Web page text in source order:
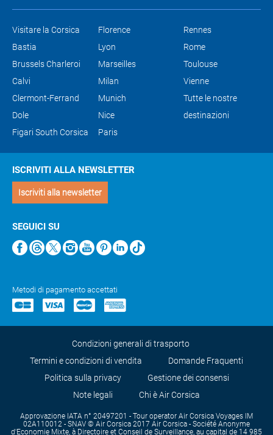
Visitare la Corsica
Bastia
Brussels Charleroi
Calvi
Clermont-Ferrand
Dole
Figari South Corsica
Florence
Lyon
Marseilles
Milan
Munich
Nice
Paris
Rennes
Rome
Toulouse
Vienne
Tutte le nostre
destinazioni
ISCRIVITI ALLA NEWSLETTER
Iscriviti alla newsletter
SEGUICI SU
Metodi di pagamento accettati
Condizioni generali di trasporto
Termini e condizioni di vendita
Domande Fraquenti
Politica sulla privacy
Gestione dei consensi
Note legali
Chi è Air Corsica
Approvazione IATA n° 20497201 - Tour operator Air Corsica Voyages IM
02A110012 - SNAV © Air Corsica 2017 Air Corsica - Société Anonyme
d'Economie Mixte, à Directoire et Conseil de Surveillance, au capital de 14 985